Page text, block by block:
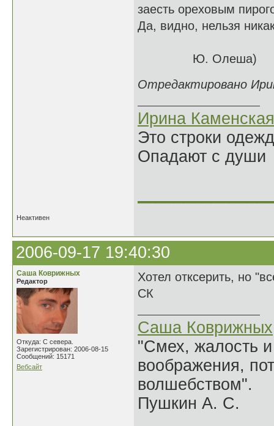
заесть ореховым
Да, видно, нельзя
Ю. Олеша)
Отредактировано
Ирина Каменская
Это строки
Опадают с души
Неактивен
2006-09-17 19:40:30
Саша Коврижных
Редактор
Откуда: С севера.
Зарегистрирован: 2006-08-15
Сообщений: 15171
Вебсайт
Хотел отксерить, но
СК
Саша Коврижных
"Смех, жалость
воображения,
волшебством".
Пушкин А. С.